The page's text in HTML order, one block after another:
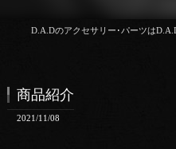
商品紹介
2021/11/08